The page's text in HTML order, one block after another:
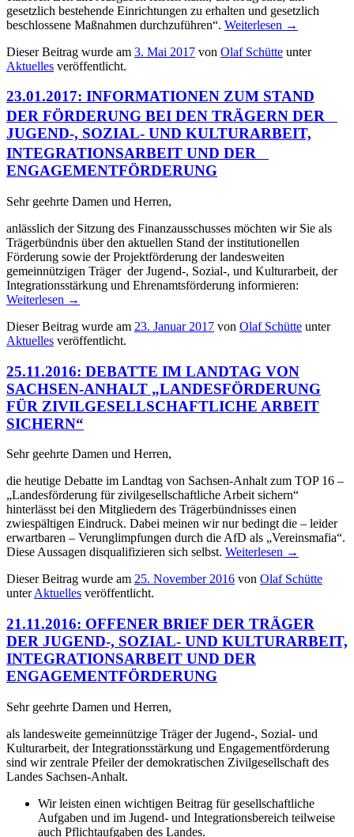
gesetzlich bestehende Einrichtungen zu erhalten und gesetzlich
beschlossene Maßnahmen durchzuführen“. Weiterlesen →
Dieser Beitrag wurde am 3. Mai 2017 von Olaf Schütte unter
Aktuelles veröffentlicht.
23.01.2017: INFORMATIONEN ZUM STAND
DER FÖRDERUNG BEI DEN TRÄGERN DER
JUGEND-, SOZIAL- UND KULTURARBEIT,
INTEGRATIONSARBEIT UND DER
ENGAGEMENTFÖRDERUNG
Sehr geehrte Damen und Herren,
anlässlich der Sitzung des Finanzausschusses möchten wir Sie als
Trägerbündnis über den aktuellen Stand der institutionellen
Förderung sowie der Projektförderung der landesweiten
gemeinnützigen Träger der Jugend-, Sozial-, und Kulturarbeit, der
Integrationsstärkung und Ehrenamtsförderung informieren:
Weiterlesen →
Dieser Beitrag wurde am 23. Januar 2017 von Olaf Schütte unter
Aktuelles veröffentlicht.
25.11.2016: DEBATTE IM LANDTAG VON
SACHSEN-ANHALT „LANDESFÖRDERUNG
FÜR ZIVILGESELLSCHAFTLICHE ARBEIT
SICHERN“
Sehr geehrte Damen und Herren,
die heutige Debatte im Landtag von Sachsen-Anhalt zum TOP 16 –
„Landesförderung für zivilgesellschaftliche Arbeit sichern“
hinterlässt bei den Mitgliedern des Trägerbündnisses einen
zwiespältigen Eindruck. Dabei meinen wir nur bedingt die – leider
erwartbaren – Verunglimpfungen durch die AfD als „Vereinsmafia“.
Diese Aussagen disqualifizieren sich selbst. Weiterlesen →
Dieser Beitrag wurde am 25. November 2016 von Olaf Schütte
unterAktuelles veröffentlicht.
21.11.2016: OFFENER BRIEF DER TRÄGER
DER JUGEND-, SOZIAL- UND KULTURARBEIT,
INTEGRATIONSARBEIT UND DER
ENGAGEMENTFÖRDERUNG
Sehr geehrte Damen und Herren,
als landesweite gemeinnützige Träger der Jugend-, Sozial- und
Kulturarbeit, der Integrationsstärkung und Engagementförderung
sind wir zentrale Pfeiler der demokratischen Zivilgesellschaft des
Landes Sachsen-Anhalt.
Wir leisten einen wichtigen Beitrag für gesellschaftliche
Aufgaben und im Jugend- und Integrationsbereich teilweise
auch Pflichtaufgaben des Landes.